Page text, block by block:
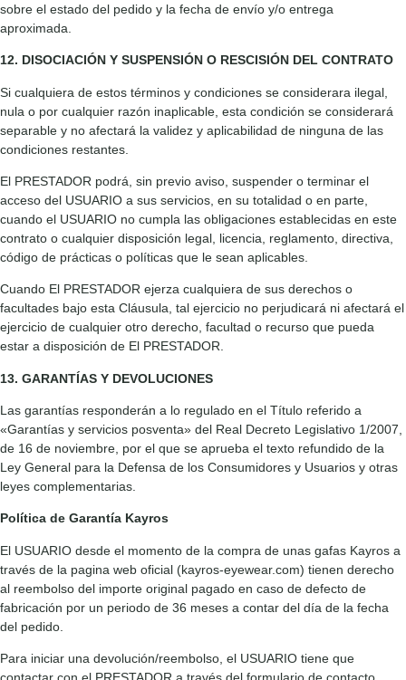
sobre el estado del pedido y la fecha de envío y/o entrega
aproximada.
12. DISOCIACIÓN Y SUSPENSIÓN O RESCISIÓN DEL CONTRATO
Si cualquiera de estos términos y condiciones se considerara ilegal,
nula o por cualquier razón inaplicable, esta condición se considerará
separable y no afectará la validez y aplicabilidad de ninguna de las
condiciones restantes.
El PRESTADOR podrá, sin previo aviso, suspender o terminar el
acceso del USUARIO a sus servicios, en su totalidad o en parte,
cuando el USUARIO no cumpla las obligaciones establecidas en este
contrato o cualquier disposición legal, licencia, reglamento, directiva,
código de prácticas o políticas que le sean aplicables.
Cuando El PRESTADOR ejerza cualquiera de sus derechos o
facultades bajo esta Cláusula, tal ejercicio no perjudicará ni afectará el
ejercicio de cualquier otro derecho, facultad o recurso que pueda
estar a disposición de El PRESTADOR.
13. GARANTÍAS Y DEVOLUCIONES
Las garantías responderán a lo regulado en el Título referido a
«Garantías y servicios posventa» del Real Decreto Legislativo 1/2007,
de 16 de noviembre, por el que se aprueba el texto refundido de la
Ley General para la Defensa de los Consumidores y Usuarios y otras
leyes complementarias.
Política de Garantía Kayros
El USUARIO desde el momento de la compra de unas gafas Kayros a
través de la pagina web oficial (kayros-eyewear.com) tienen derecho
al reembolso del importe original pagado en caso de defecto de
fabricación por un periodo de 36 meses a contar del día de la fecha
del pedido.
Para iniciar una devolución/reembolso, el USUARIO tiene que